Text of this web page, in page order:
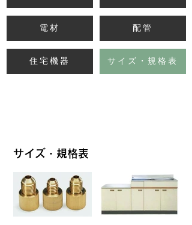
電材 配管
住宅機器 サイズ・規格表
サイズ・規格表